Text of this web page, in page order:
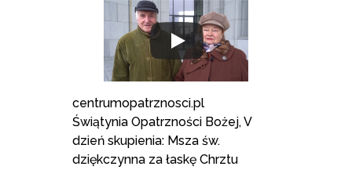
centrumopatrznosci.pl
Świątynia Opatrzności Bożej, V
dzień skupienia: Msza św.
dziękczynna za łaskę Chrztu